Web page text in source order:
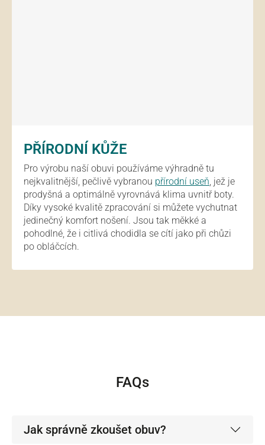
PŘÍRODNÍ KŮŽE
Pro výrobu naší obuvi používáme výhradně tu
nejkvalitnější, pečlivě vybranou přírodní useň, jež je
prodyšná a optimálně vyrovnává klima uvnitř boty.
Díky vysoké kvalitě zpracování si můžete vychutnat
jedinečný komfort nošení. Jsou tak měkké a
pohodlné, že i citlivá chodidla se cítí jako při chůzi
po obláčcích.
FAQs
Jak správně zkoušet obuv?